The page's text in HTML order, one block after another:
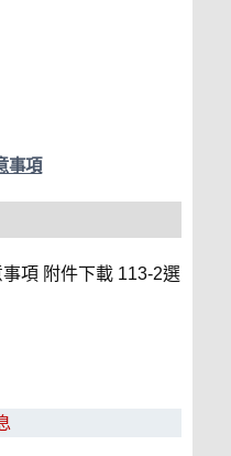
事項
項 附件下載 113-2選